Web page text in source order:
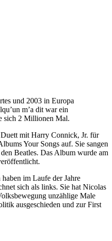
und 2003 in Europa
m’a dit war ein
sich 2 Millionen Mal.
mit Harry Connick, Jr. für
Your Songs auf. Sie sangen
Beatles. Das Album wurde am
im Laufe der Jahre
sich als links. Sie hat Nicolas
unzählige Male
ausgeschieden und zur First